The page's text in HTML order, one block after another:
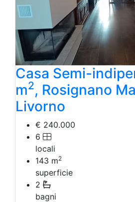
Casa Semi-
m2, Rosignano
Livorno
€ 240.000
6
locali
143 m2
superficie
2
bagni